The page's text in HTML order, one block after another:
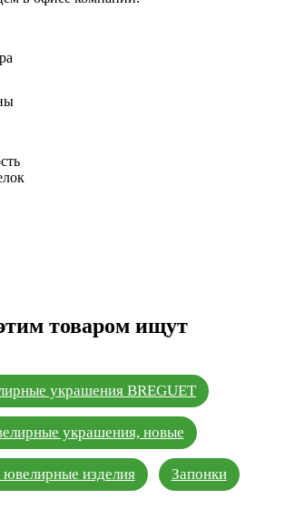
товаром ищут
украшения BREGUET
украшения, новые
изделия Запонки